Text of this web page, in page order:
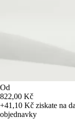
Od
822,00 Kč
+41,10 Kč ziskate na
objednavky